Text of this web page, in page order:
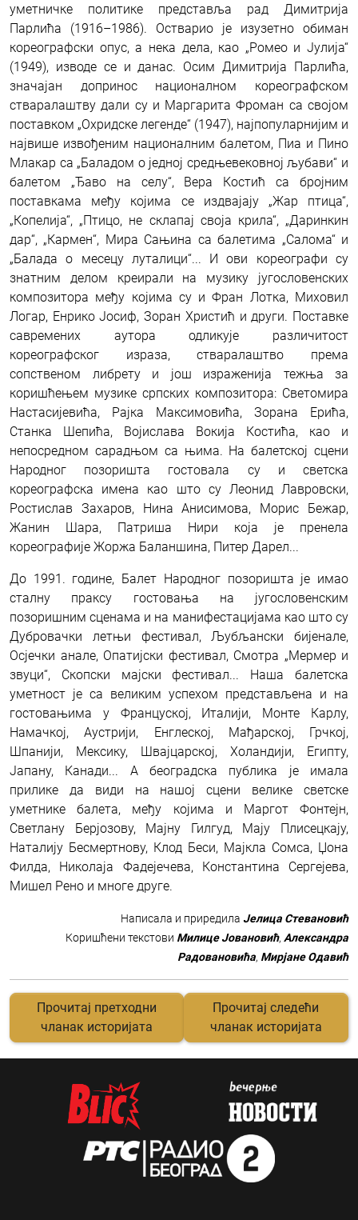
уметничке политике представља рад Димитрија
Парлића (1916–1986). Остварио је изузетно обиман
кореографски опус, а нека дела, као „Ромео и Јулија“
(1949), изводе се и данас. Осим Димитрија Парлића,
значајан допринос националном кореографском
стваралаштву дали су и Маргарита Фроман са својом
поставком „Охридске легенде“ (1947), најпопуларнијим и
највише извођеним националним балетом, Пиа и Пино
Млакар са „Баладом о једној средњевековној љубави“ и
балетом „Ђаво на селу“, Вера Костић са бројним
поставкама међу којима се издвајају „Жар птица“,
„Копелија“, „Птицо, не склапај своја крила“, „Даринкин
дар“, „Кармен“, Мира Сањина са балетима „Салома“ и
„Балада о месецу луталици“... И ови кореографи су
знатним делом креирали на музику југословенских
композитора међу којима су и Фран Лотка, Миховил
Логар, Енрико Јосиф, Зоран Христић и други. Поставке
савремених аутора одликује различитост
кореографског израза, стваралаштво према
сопственом либрету и још израженија тежња за
коришћењем музике српских композитора: Светомира
Настасијевића, Рајка Максимовића, Зорана Ерића,
Станка Шепића, Војислава Вокија Костића, као и
непосредном сарадњом са њима. На балетској сцени
Народног позоришта гостовала су и светска
кореографска имена као што су Леонид Лавровски,
Ростислав Захаров, Нина Анисимова, Морис Бежар,
Жанин Шара, Патриша Нири која је пренела
кореографије Жоржа Баланшина, Питер Дарел...
До 1991. године, Балет Народног позоришта је имао
сталну праксу гостовања на југословенским
позоришним сценама и на манифестацијама као што су
Дубровачки летњи фестивал, Љубљански бијенале,
Осјечки анале, Опатијски фестивал, Смотра „Мермер и
звуци“, Скопски мајски фестивал... Наша балетска
уметност је са великим успехом представљена и на
гостовањима у Француској, Италији, Монте Карлу,
Намачкој, Аустрији, Енглеској, Мађарској, Грчкој,
Шпанији, Мексику, Швајцарској, Холандији, Египту,
Јапану, Канади... А београдска публика је имала
прилике да види на нашој сцени велике светске
уметнике балета, међу којима и Маргот Фонтејн,
Светлану Берјозову, Мајну Гилгуд, Мају Плисецкају,
Наталију Бесмертнову, Клод Беси, Мајкла Сомса, Џона
Филда, Николаја Фадејечева, Константина Сергејева,
Мишел Рено и многе друге.
Написала и приредила Јелица Стевановић
Коришћени текстови Милице Јовановић, Александра
Радовановића, Мирјане Одавић
Прочитај претходни
чланак историјата
Прочитај следећи
чланак историјата